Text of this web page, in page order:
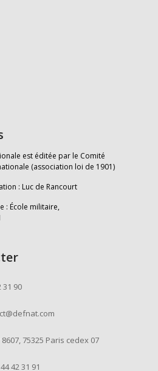
est éditée par le Comité
(association loi de 1901)
: Luc de Rancourt
: École militaire,
31 90
75325 Paris cedex 07
42 31 91